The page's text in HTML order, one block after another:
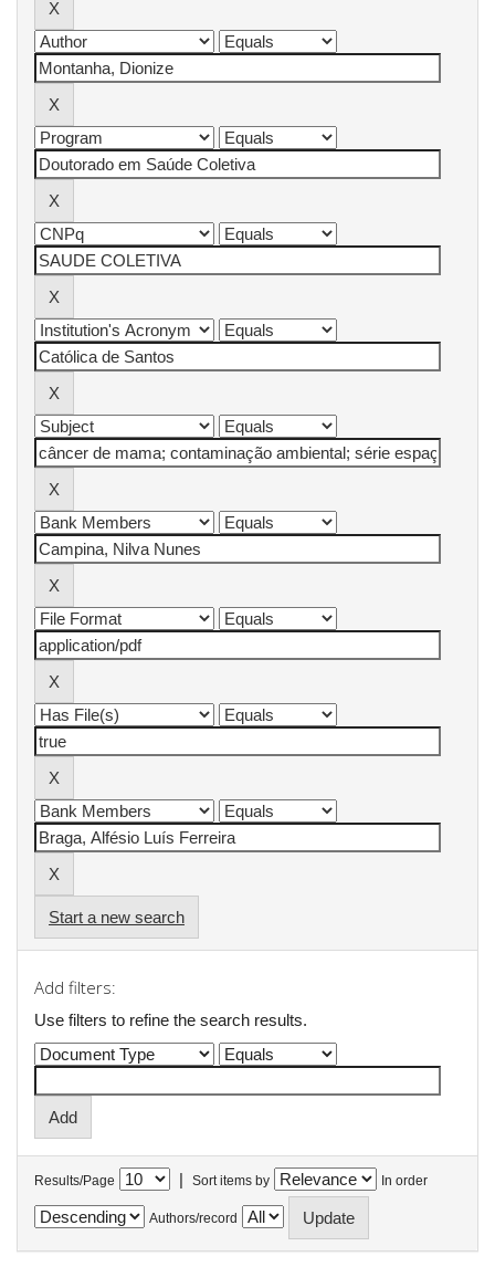
Start a new search
Add filters:
Use filters to refine the search results.
Results/Page | Sort items by In order
Authors/record